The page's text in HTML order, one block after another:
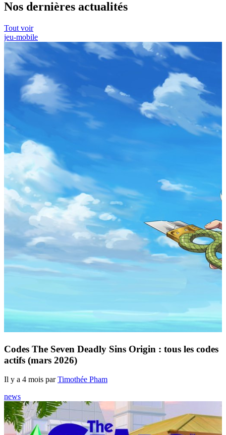
Nos dernières actualités
Tout voir
jeu-mobile
Codes The Seven Deadly Sins Origin : tous les codes
actifs (mars 2026)
Il y a 4 mois parTimothée Pham
news